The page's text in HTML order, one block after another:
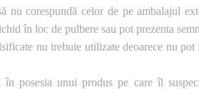
nu corespundă celor de pe ambalajul
în loc de pulbere sau pot prezenta
nu trebuie utilizate deoarece nu
în posesia unui produs pe care îl